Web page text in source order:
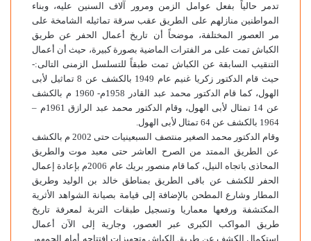
تدمر حالياً بفعل عوامل الزمن ومرور آلاف السنين عليه، وبناء
المواطنين منازلهم على الطريق عقب سرقة تماثيله الشامخة على
مر العصور المختلفة، موضحاً أن تاريخ أعمال الحفر عن طريق
الكباش تمت على مر الفترات الماضية بصورة كبيرة، حيث أن أعمال
التنقيب السابقة عن الكباش تمت طبقاً للتسلسل الزمنى التالى:-
حيث قام الدكتور زكريا غنيم عام 1949 بالكشف عن 8 تماثيل لأبى
الهول، كما قام الدكتور محمد عبد القادر 1958م- 1960 م بالكشف
عن 14 تمثال لأبى الهول، وقام الدكتور محمد عبد الرازق 1961م –
1964 بالكشف عن 64 تمثال لأبى الهول.
وقام الدكتور محمد الصغير منتصف السبعينيات حتى 2002 م بالكشف
عن الطريق الممتد من الصرح العاشر حتى معبد موت والطريق
المحاذى باتجاه النيل، كما قام منصور بريك عام 2006م بإعادة إعمال
الحفر للكشف عن باقى الطريق بمناطق خالد بن الوليد وطريق
المطار وشارع المطحن بالإضافة إلى قيامة بصيانة الشواهد الأثرية
المكتشفة ورفعها معماريا وتسجيل طبقات التربة لمعرفة تاريخ
طريق المواكب الكبرى عبر العصور، وجارية إلى الآن أعمال
استكمال الكشف عن طريق الكباش وتجهيزات افتتاحه أمام الجمهور